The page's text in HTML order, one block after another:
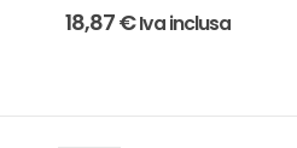
18,87€Iva inclusa